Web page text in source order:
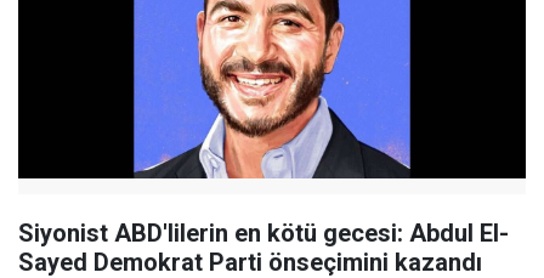
Siyonist ABD'lilerin en kötü gecesi: Abdul El-
Sayed Demokrat Parti önseçimini kazandı